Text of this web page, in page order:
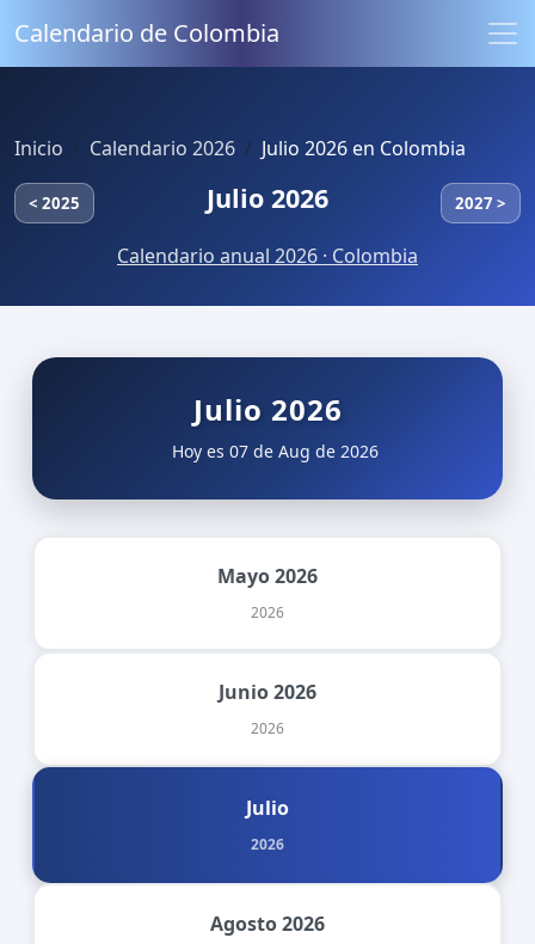
Calendario de Colombia
Inicio Calendario 2026 Julio 2026 en Colombia
< 2025 Julio 2026 2027 >
Calendario anual 2026 · Colombia
Julio 2026
Hoy es 07 de Aug de 2026
Mayo 2026
2026
Junio 2026
2026
Julio
2026
Agosto 2026